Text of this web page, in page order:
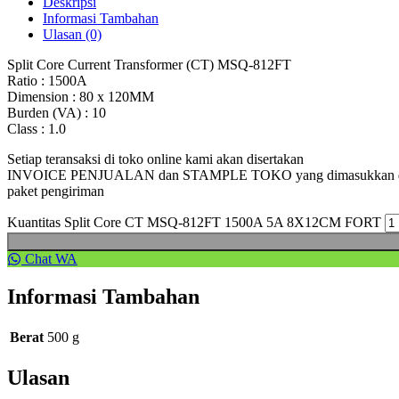
Informasi Tambahan
Ulasan (0)
Split Core Current Transformer (CT) MSQ-812FT
Ratio : 1500A
Dimension : 80 x 120MM
Burden (VA) : 10
Class : 1.0
Setiap teransaksi di toko online kami akan disertakan
INVOICE PENJUALAN dan STAMPLE TOKO yang dimasukkan
paket pengiriman
Kuantitas Split Core CT MSQ-812FT 1500A 5A 8X12CM FORT
Chat WA
Informasi Tambahan
Berat 500 g
Ulasan